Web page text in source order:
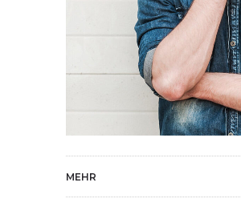
MEHR